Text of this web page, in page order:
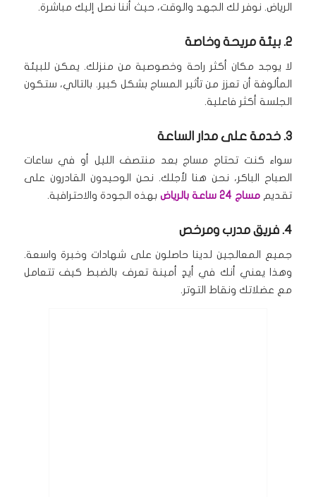
الرياض. نوفر لك الجهد والوقت، حيث أننا نصل إليك مباشرة.
2. بيئة مريحة وخاصة
لا يوجد مكان أكثر راحة وخصوصية من منزلك. يمكن للبيئة
المألوفة أن تعزز من تأثير المساج بشكل كبير. بالتالي، ستكون
الجلسة أكثر فاعلية.
3. خدمة على مدار الساعة
سواء كنت تحتاج مساج بعد منتصف الليل أو في ساعات
الصباح الباكر، نحن هنا لأجلك.نحن الوحيدون القادرون على
تقديم مساج 24 ساعة بالرياض بهذه الجودة والاحترافية.
4. فريق مدرب ومرخص
جميع المعالجين لدينا حاصلون على شهادات وخبرة واسعة.
وهذا يعني أنك في أيدٍ أمينة تعرف بالضبط كيف تتعامل
مع عضلاتك ونقاط التوتر.